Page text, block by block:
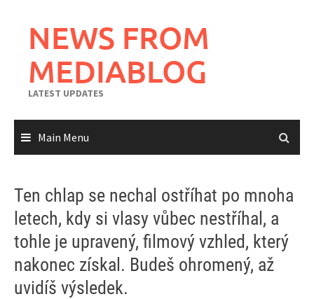
contentNEWS FROM
MEDIABLOG
LATEST UPDATES
Main Menu
Ten chlap se nechal ostříhat po mnoha
letech, kdy si vlasy vůbec nestříhal, a
tohle je upravený, filmový vzhled, který
nakonec získal. Budeš ohromený, až
uvidíš výsledek.